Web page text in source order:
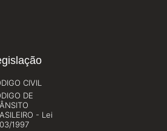
CIVIL
DE
- Lei
1997